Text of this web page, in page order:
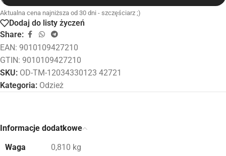
Aktualna cena najniższa od 30 dni - szczęściarz ;)
Dodaj do listy życzeń
Share:
EAN: 9010109427210
GTIN: 9010109427210
SKU: OD-TM-12034330123 42721
Kategoria: Odzież
Informacje dodatkowe
Waga
0,810 kg